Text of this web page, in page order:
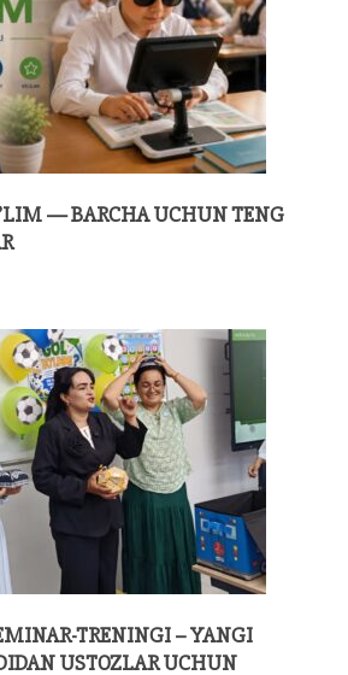
— BARCHA UCHUN TENG
TRENINGI – YANGI
USTOZLAR UCHUN